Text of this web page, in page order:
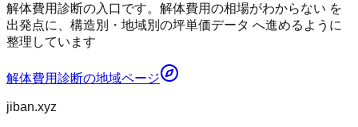
解体費用診断の入口です。解体費用の相場がわからない を
出発点に、構造別・地域別の坪単価データ へ進めるように
整理しています
解体費用診断の地域ページ
jiban.xyz